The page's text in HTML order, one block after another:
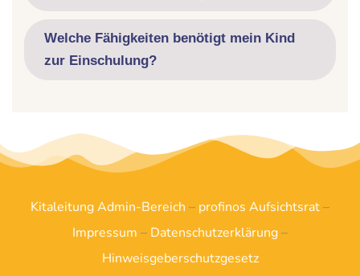
Welche Fähigkeiten benötigt mein Kind
zur Einschulung?
Kitaleitung Admin-Bereich – profinos Aufsichtsrat–
Impressum – Datenschutzerklärung–
Hinweisgeberschutzgesetz